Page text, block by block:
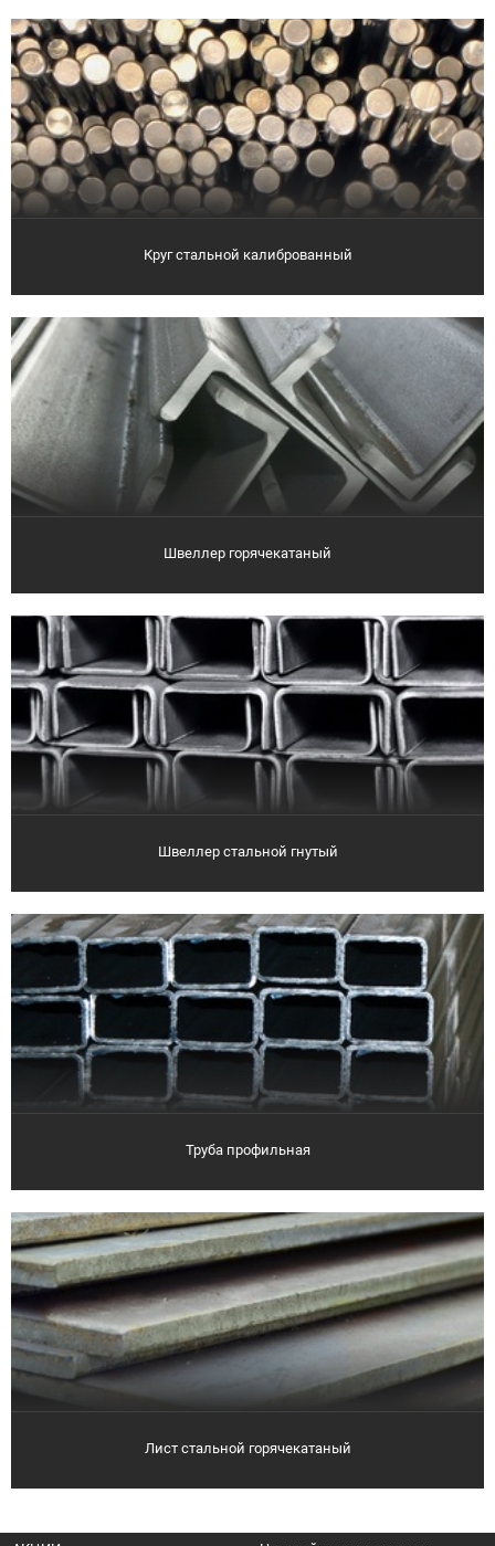
Круг стальной калиброванный
Швеллер горячекатаный
Швеллер стальной гнутый
Труба профильная
Лист стальной горячекатаный